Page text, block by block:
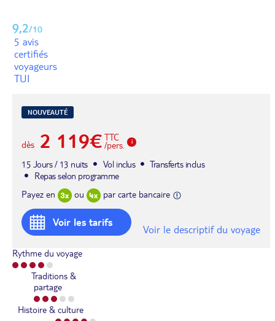
9,2/10
5 avis
certifiés
voyageurs
TUI
NOUVEAUTÉ
dès 2 119€ TTC
/pers.
15 Jours / 13 nuits
Vol inclus
Transferts inclus
Repas selon programme
Payez en
ou par carte bancaire
Voir les tarifs
Voir le descriptif du voyage
Rythme du voyage
Traditions &
partage
Histoire & culture